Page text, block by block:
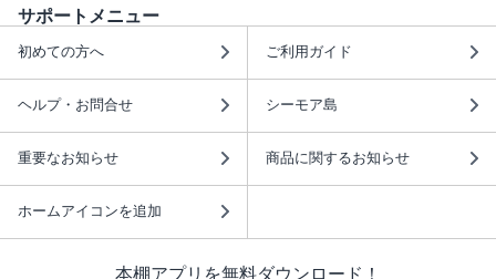
サポートメニュー
初めての方へ ご利用ガイド
ヘルプ・お問合せ シーモア島
重要なお知らせ 商品に関するお知らせ
ホームアイコンを追加
本棚アプリを無料ダウンロード！